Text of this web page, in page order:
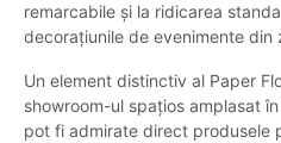
remarcabile și la ridicarea
decorațiunile de evenimente din
Un element distinctiv al Paper
showroom-ul spațios amplasat
pot fi admirate direct produsele